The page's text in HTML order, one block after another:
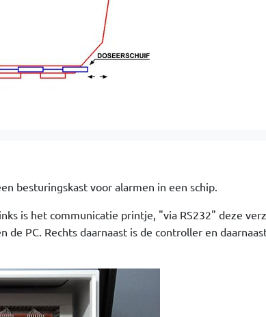
besturingskast voor alarmen in een schip.
is het communicatie printje, "via RS232" deze
PC. Rechts daarnaast is de controller en